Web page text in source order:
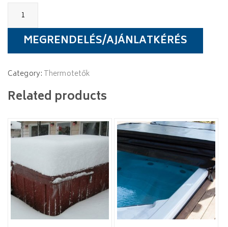
Wellis
Thermotető
(3
személyes)
quantityMEGRENDELÉS/AJÁNLATKÉRÉS
Category: Thermotetők
Related products